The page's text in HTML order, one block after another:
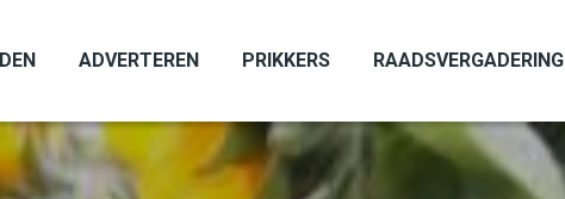
ADVERTEREN PRIKKERS RAADSVERGADERING